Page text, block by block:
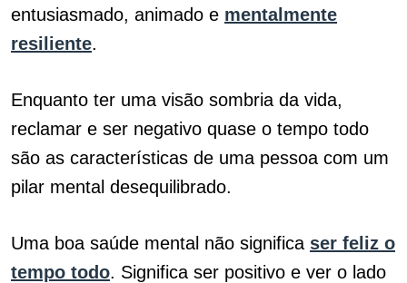
entusiasmado, animado e mentalmente
resiliente.
Enquanto ter uma visão sombria da vida,
reclamar e ser negativo quase o tempo todo
são as características de uma pessoa com um
pilar mental desequilibrado.
Uma boa saúde mental não significa ser feliz o
tempo todo. Significa ser positivo e ver o lado